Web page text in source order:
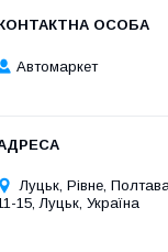
Автомаркет
Луцьк, Рівне,
15, Луцьк, Україна